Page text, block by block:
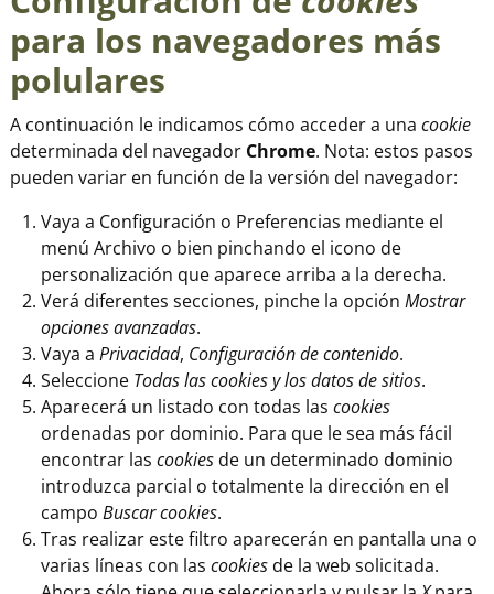
para los navegadores más
polulares
A continuación le indicamos cómo acceder a una cookie
determinada del navegador Chrome. Nota: estos pasos
pueden variar en función de la versión del navegador:
Vaya a Configuración o Preferencias mediante el
menú Archivo o bien pinchando el icono de
personalización que aparece arriba a la derecha.
Verá diferentes secciones, pinche la opción Mostrar
opciones avanzadas.
Vaya a Privacidad, Configuración de contenido.
Seleccione Todas lascookiesy los datos de sitios.
Aparecerá un listado con todas las cookies
ordenadas por dominio. Para que le sea más fácil
encontrar las cookiesde un determinado dominio
introduzca parcial o totalmente la dirección en el
campo Buscar cookies.
Tras realizar este filtro aparecerán en pantalla una o
varias líneas con las cookiesde la web solicitada.